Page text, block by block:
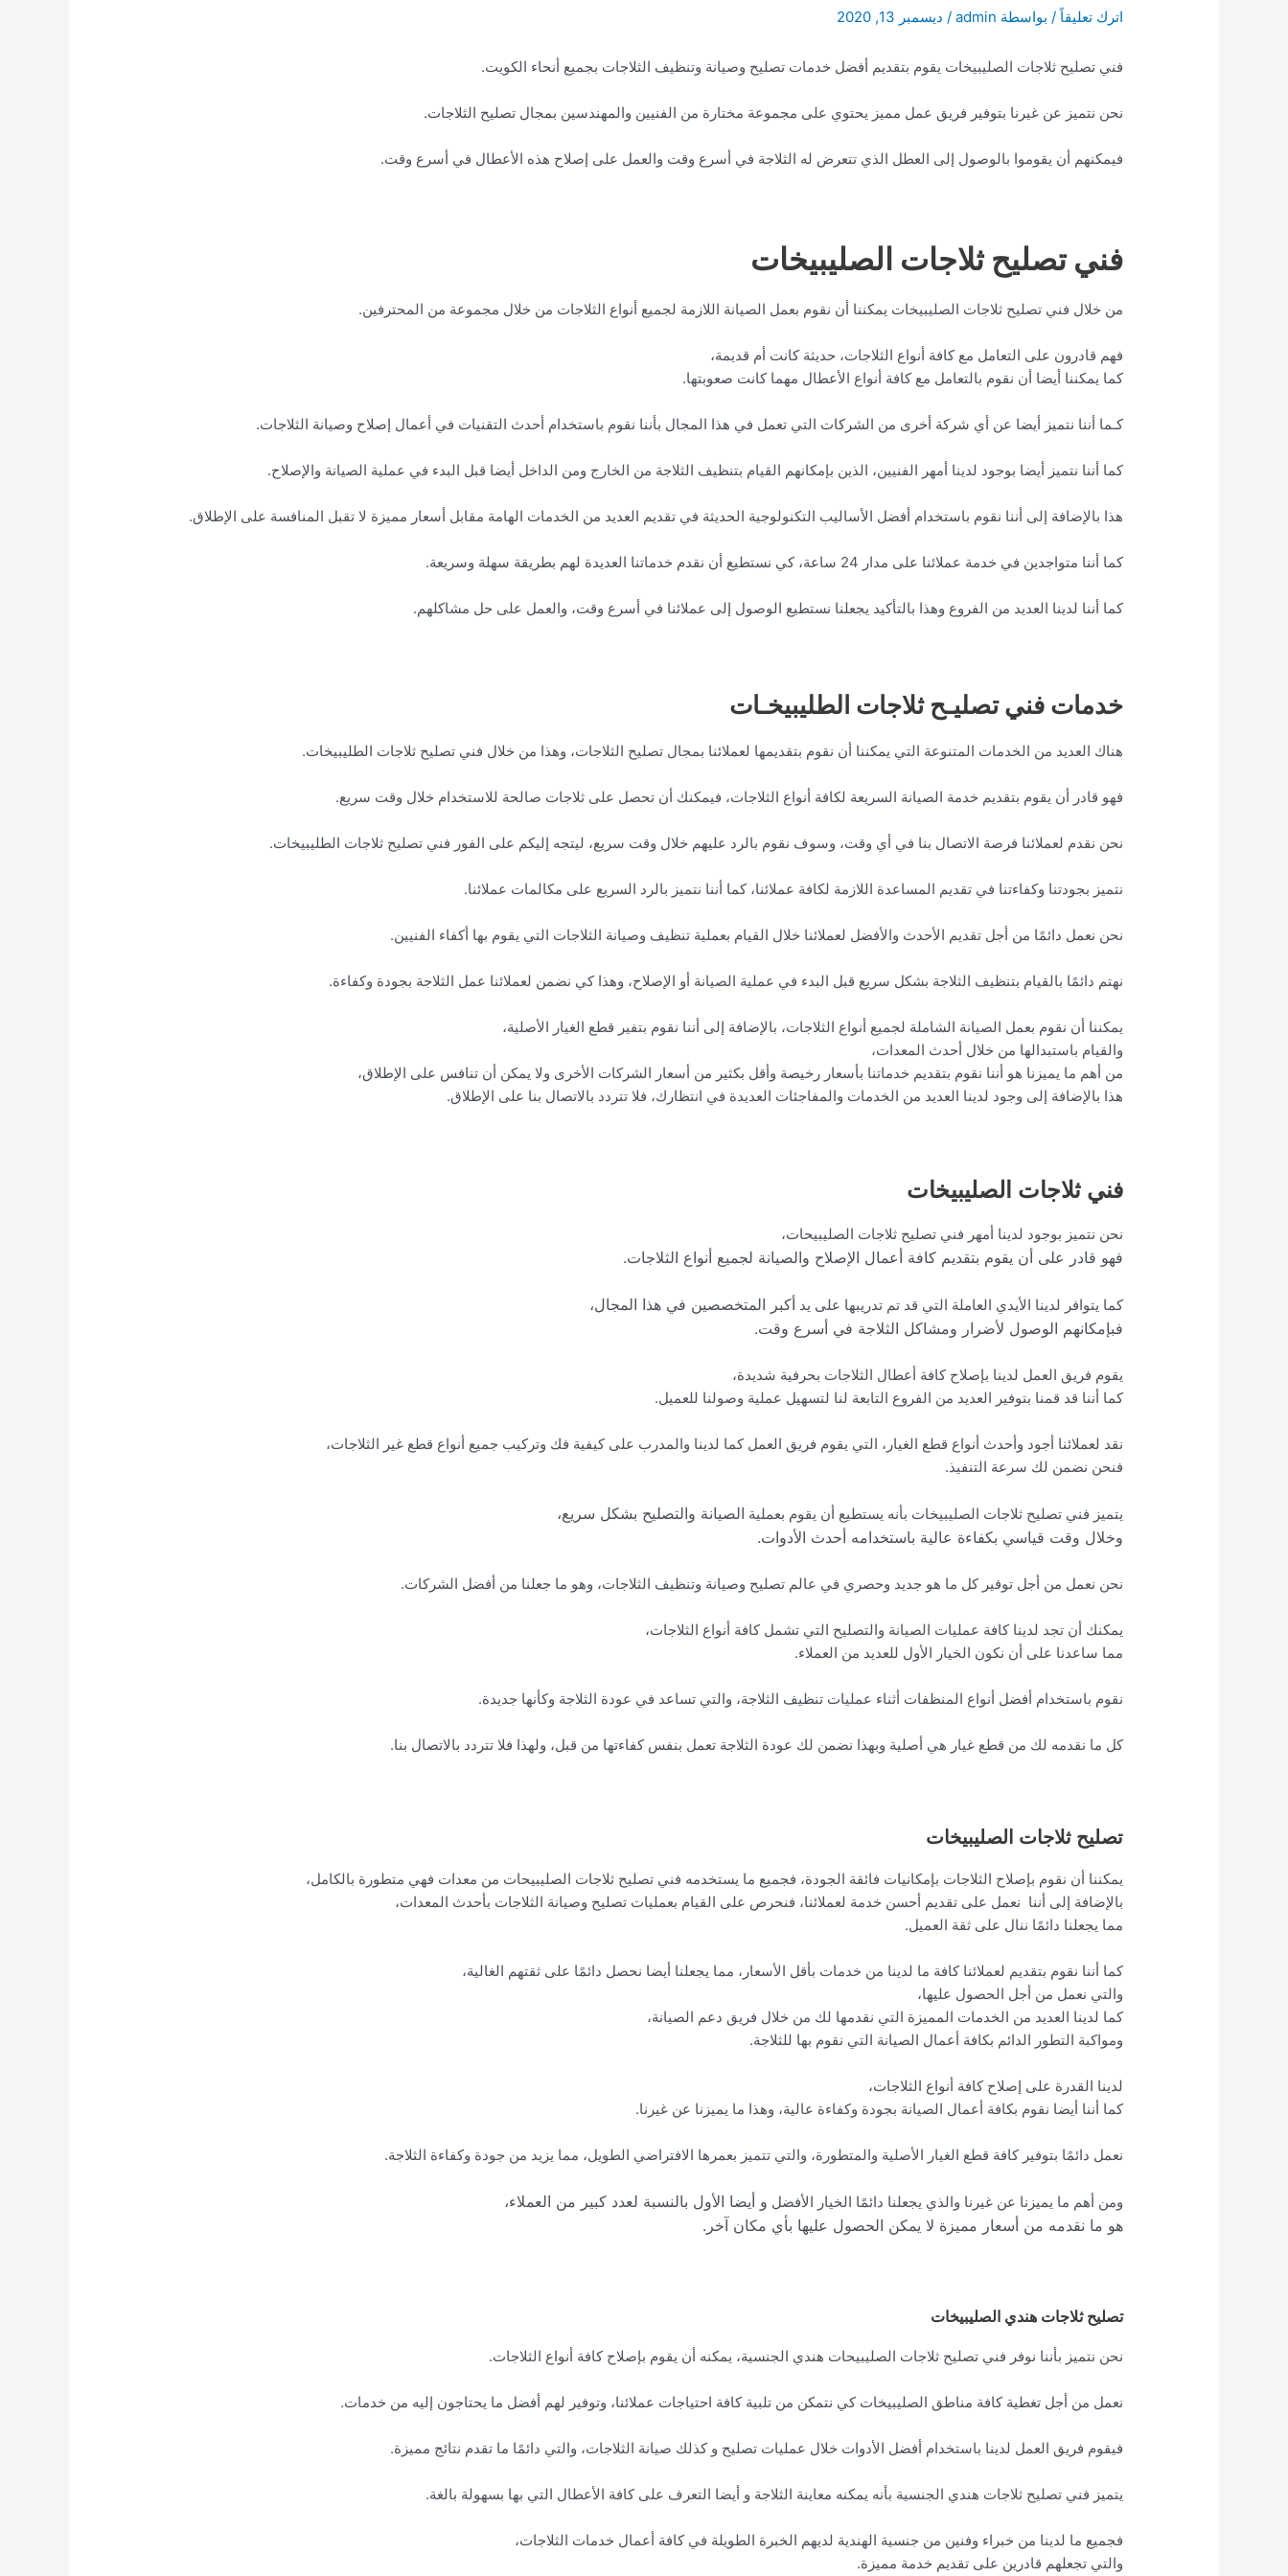
اترك تعليقاً / بواسطة admin
/ ديسمبر 13, 2020
فني تصليح ثلاجات الصليبيخات يقوم بتقديم أفضل خدمات تصليح وصيانة وتنظيف الثلاجات بجميع أنحاء الكويت.
نحن نتميز عن غيرنا بتوفير فريق عمل مميز يحتوي على مجموعة مختارة من الفنيين والمهندسين بمجال تصليح الثلاجات.
فيمكنهم أن يقوموا بالوصول إلى العطل الذي تتعرض له الثلاجة في أسرع وقت والعمل على إصلاح هذه الأعطال في أسرع وقت.
فني تصليح ثلاجات الصليبيخات
من خلال فني تصليح ثلاجات الصليبيخات يمكننا أن نقوم بعمل الصيانة اللازمة لجميع أنواع الثلاجات من خلال مجموعة من المحترفين.
فهم قادرون على التعامل مع كافة أنواع الثلاجات، حديثة كانت أم قديمة،
كما يمكننا أيضا أن نقوم بالتعامل مع كافة أنواع الأعطال مهما كانت صعوبتها.
كـما أننا نتميز أيضا عن أي شركة أخرى من الشركات التي تعمل في هذا المجال بأننا نقوم باستخدام أحدث التقنيات في أعمال إصلاح وصيانة الثلاجات.
كما أننا نتميز أيضا بوجود لدينا أمهر الفنيين، الذين بإمكانهم القيام بتنظيف الثلاجة من الخارج ومن الداخل أيضا قبل البدء في عملية الصيانة والإصلاح.
هذا بالإضافة إلى أننا نقوم باستخدام أفضل الأساليب التكنولوجية الحديثة في تقديم العديد من الخدمات الهامة مقابل أسعار مميزة لا تقبل المنافسة على الإطلاق.
كما أننا متواجدين في خدمة عملائنا على مدار 24 ساعة، كي نستطيع أن نقدم خدماتنا العديدة لهم بطريقة سهلة وسريعة.
كما أننا لدينا العديد من الفروع وهذا بالتأكيد يجعلنا نستطيع الوصول إلى عملائنا في أسرع وقت، والعمل على حل مشاكلهم.
خدمات فني تصليـح ثلاجات الطليبيخـات
هناك العديد من الخدمات المتنوعة التي يمكننا أن نقوم بتقديمها لعملائنا بمجال تصليح الثلاجات، وهذا من خلال فني تصليح ثلاجات الطليبيخات.
فهو قادر أن يقوم بتقديم خدمة الصيانة السريعة لكافة أنواع الثلاجات، فيمكنك أن تحصل على ثلاجات صالحة للاستخدام خلال وقت سريع.
نحن نقدم لعملائنا فرصة الاتصال بنا في أي وقت، وسوف نقوم بالرد عليهم خلال وقت سريع، ليتجه إليكم على الفور فني تصليح ثلاجات الطليبيخات.
نتميز بجودتنا وكفاءتنا في تقديم المساعدة اللازمة لكافة عملائنا، كما أننا نتميز بالرد السريع على مكالمات عملائنا.
نحن نعمل دائمًا من أجل تقديم الأحدث والأفضل لعملائنا خلال القيام بعملية تنظيف وصيانة الثلاجات التي يقوم بها أكفاء الفنيين.
نهتم دائمًا بالقيام بتنظيف الثلاجة بشكل سريع قبل البدء في عملية الصيانة أو الإصلاح، وهذا كي نضمن لعملائنا عمل الثلاجة بجودة وكفاءة.
يمكننا أن نقوم بعمل الصيانة الشاملة لجميع أنواع الثلاجات، بالإضافة إلى أننا نقوم بتفير قطع الغيار الأصلية،
والقيام باستبدالها من خلال أحدث المعدات،
من أهم ما يميزنا هو أننا نقوم بتقديم خدماتنا بأسعار رخيصة وأقل بكثير من أسعار الشركات الأخرى ولا يمكن أن تنافس على الإطلاق،
هذا بالإضافة إلى وجود لدينا العديد من الخدمات والمفاجئات العديدة في انتظارك، فلا تتردد بالاتصال بنا على الإطلاق.
فني ثلاجات الصليبيخات
نحن نتميز بوجود لدينا أمهر فني تصليح ثلاجات الصليبيحات،
فهو قادر على أن يقوم بتقديم كافة أعمال الإصلاح والصيانة لجميع أنواع الثلاجات.
كما يتوافر لدينا الأيدي العاملة التي قد تم تدريبها على يد أكبر المتخصصين في هذا المجال،
فبإمكانهم الوصول لأضرار ومشاكل الثلاجة في أسرع وقت.
يقوم فريق العمل لدينا بإصلاح كافة أعطال الثلاجات بحرفية شديدة،
كما أننا قد قمنا بتوفير العديد من الفروع التابعة لنا لتسهيل عملية وصولنا للعميل.
نقد لعملائنا أجود وأحدث أنواع قطع الغيار، التي يقوم فريق العمل كما لدينا والمدرب على كيفية فك وتركيب جميع أنواع قطع غير الثلاجات،
فنحن نضمن لك سرعة التنفيذ.
يتميز فني تصليح ثلاجات الصليبيخات بأنه يستطيع أن يقوم بعملية الصيانة والتصليح بشكل سريع،
وخلال وقت قياسي بكفاءة عالية باستخدامه أحدث الأدوات.
نحن نعمل من أجل توفير كل ما هو جديد وحصري في عالم تصليح وصيانة وتنظيف الثلاجات، وهو ما جعلنا من أفضل الشركات.
يمكنك أن تجد لدينا كافة عمليات الصيانة والتصليح التي تشمل كافة أنواع الثلاجات،
مما ساعدنا على أن نكون الخيار الأول للعديد من العملاء.
نقوم باستخدام أفضل أنواع المنظفات أثناء عمليات تنظيف الثلاجة، والتي تساعد في عودة الثلاجة وكأنها جديدة.
كل ما نقدمه لك من قطع غيار هي أصلية وبهذا نضمن لك عودة الثلاجة تعمل بنفس كفاءتها من قبل، ولهذا فلا تتردد بالاتصال بنا.
تصليح ثلاجات الصليبيخات
يمكننا أن نقوم بإصلاح الثلاجات بإمكانيات فائقة الجودة، فجميع ما يستخدمه فني تصليح ثلاجات الصليبيحات من معدات فهي متطورة بالكامل،
بالإضافة إلى أننا نعمل على تقديم أحسن خدمة لعملائنا، فنحرص على القيام بعمليات تصليح وصيانة الثلاجات بأحدث المعدات،
مما يجعلنا دائمًا ننال على ثقة العميل.
كما أننا نقوم بتقديم لعملائنا كافة ما لدينا من خدمات بأقل الأسعار، مما يجعلنا أيضا نحصل دائمًا على ثقتهم الغالية،
والتي نعمل من أجل الحصول عليها،
كما لدينا العديد من الخدمات المميزة التي نقدمها لك من خلال فريق دعم الصيانة،
ومواكبة التطور الدائم بكافة أعمال الصيانة التي نقوم بها للثلاجة.
لدينا القدرة على إصلاح كافة أنواع الثلاجات،
كما أننا أيضا نقوم بكافة أعمال الصيانة بجودة وكفاءة عالية، وهذا ما يميزنا عن غيرنا.
نعمل دائمًا بتوفير كافة قطع الغيار الأصلية والمتطورة، والتي تتميز بعمرها الافتراضي الطويل، مما يزيد من جودة وكفاءة الثلاجة.
ومن أهم ما يميزنا عن غيرنا والذي يجعلنا دائمًا الخيار الأفضل و أيضا الأول بالنسبة لعدد كبير من العملاء،
هو ما نقدمه من أسعار مميزة لا يمكن الحصول عليها بأي مكان آخر.
تصليح ثلاجات هندي الصليبيخات
نحن نتميز بأننا نوفر فني تصليح ثلاجات الصليبيحات هندي الجنسية، يمكنه أن يقوم بإصلاح كافة أنواع الثلاجات.
نعمل من أجل تغطية كافة مناطق الصليبيخات كي نتمكن من تلبية كافة احتياجات عملائنا، وتوفير لهم أفضل ما يحتاجون إليه من خدمات.
فيقوم فريق العمل لدينا باستخدام أفضل الأدوات خلال عمليات تصليح و كذلك صيانة الثلاجات، والتي دائمًا ما تقدم نتائج مميزة.
يتميز فني تصليح ثلاجات هندي الجنسية بأنه يمكنه معاينة الثلاجة و أيضا التعرف على كافة الأعطال التي بها بسهولة بالغة.
فجميع ما لدينا من خبراء وفنين من جنسية الهندية لديهم الخبرة الطويلة في كافة أعمال خدمات الثلاجات،
والتي تجعلهم قادرين على تقديم خدمة مميزة.